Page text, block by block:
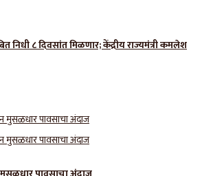
निधी ८ दिवसांत मिळणार; केंद्रीय राज्यमंत्री कमलेश